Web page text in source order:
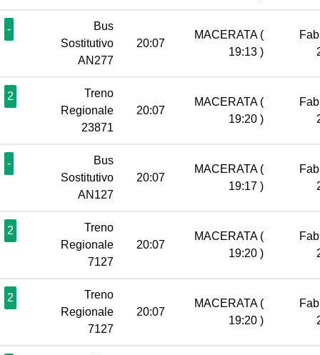
-
Bus
Sostitutivo
AN277
20:07
MACERATA (
19:13 )
2
Treno
Regionale
23871
20:07
MACERATA (
19:20 )
-
Bus
Sostitutivo
AN127
20:07
MACERATA (
19:17 )
2
Treno
Regionale
7127
20:07
MACERATA (
19:20 )
2
Treno
Regionale
7127
20:07
MACERATA (
19:20 )